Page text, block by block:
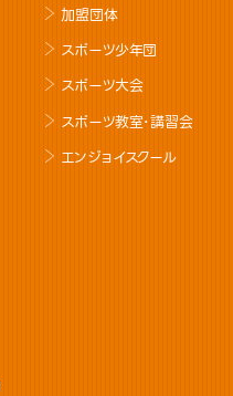
加盟団体
スポーツ少年団
スポーツ大会
スポーツ教室･講習会
エンジョイスクール